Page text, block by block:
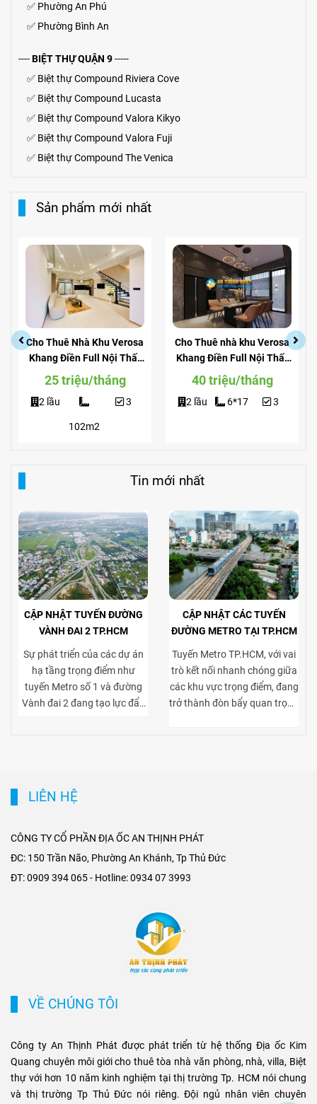
✅ Phường An Phú
✅ Phường Bình An
----BIỆT THỰ QUẬN 9-----
✅ Biệt thự Compound Riviera Cove
✅ Biệt thựCompound Lucasta
✅ Biệt thựCompound Valora Kikyo
✅ Biệt thự Compound Valora Fuji
✅ Biệt thự Compound The Venica
Sản phẩm mới nhất
Cho Thuê Nhà Khu Verosa
Khang Điền Full Nội Thất
Giá Siêu Rẻ
25 triệu/tháng
2 lầu
102m2
3
Cho Thuê nhà khu Verosa
Khang Điền Full Nội Thất
View Công Viên
40 triệu/tháng
2 lầu 6*17 3
Tin mới nhất
CẬP NHẬT TUYẾN ĐƯỜNG
VÀNH ĐAI 2 TP.HCM
Sự phát triển của các dự án
hạ tầng trọng điểm như
tuyến Metro số 1 và đường
Vành đai 2 đang tạo lực đẩy
giao thông liên vùng, rút
ngoại thành vào trung tâm,
triển cho các khu đô thị mới,
khu biệt thự cao cấp và cụm
tiện ích di chuyển và hạ tầng
đồng bộ đang tạo ra biên độ
tăng giá và tiềm năng khai
các loại hình bất động sản
này.
CẬP NHẬT CÁC TUYẾN
ĐƯỜNG METRO TẠI TP.HCM
Tuyến Metro TP.HCM, với vai
trò kết nối nhanh chóng giữa
các khu vực trọng điểm, đang
trở thành đòn bẩy quan trọng
khai thác tòa nhà văn phòng
Metro. Sự kết hợp giữa hạ
tầng hiện đại và nhu cầu di
chỉ tạo ưu thế cạnh tranh cho
chủ đầu tư, mà còn mở ra cơ
phân khúc bất động sản
LIÊN HỆ
CÔNG TY CỔ PHẦN ĐỊA ỐC AN THỊNH PHÁT
ĐC: 150 Trần Não, Phường An Khánh, Tp Thủ Đức
ĐT: 0909 394 065 - Hotline: 0934 07 3993
VỀ CHÚNG TÔI
Công ty An Thịnh Phát được phát triển từ hệ thống Địa ốc Kim
Quang chuyên môi giới cho thuê tòa nhà văn phòng, nhà, villa, Biệt
thự với hơn 10 năm kinh nghiệm tại thị trường Tp. HCM nói chung
và thị trường Tp Thủ Đức nói riêng. Đội ngủ nhân viên chuyên